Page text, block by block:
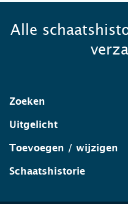
Alle
Zoeken
Uitgelicht
Toevoegen / wijzigen
Schaatshistorie